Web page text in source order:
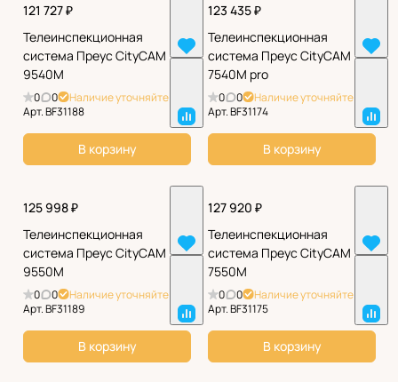
121 727 ₽
Телеинспекционная
система Преус CityCAM
9540М
0 0
Наличие уточняйте
Арт.BF31188
В корзину
123 435 ₽
Телеинспекционная
система Преус CityCAM
7540М pro
0 0
Наличие уточняйте
Арт.BF31174
В корзину
125 998 ₽
Телеинспекционная
система Преус CityCAM
9550М
0 0
Наличие уточняйте
Арт.BF31189
В корзину
127 920 ₽
Телеинспекционная
система Преус CityCAM
7550М
0 0
Наличие уточняйте
Арт.BF31175
В корзину